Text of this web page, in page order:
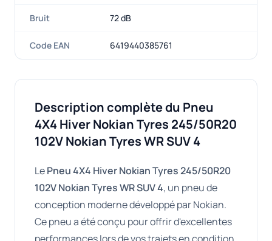
Bruit 72 dB
Code EAN 6419440385761
Description complète du Pneu
4X4 Hiver Nokian Tyres 245/50R20
102V Nokian Tyres WR SUV 4
LePneu 4X4 Hiver Nokian Tyres 245/50R20
102V Nokian Tyres WR SUV 4, un pneu de
conception moderne développé par Nokian.
Ce pneu a été conçu pour offrir d'excellentes